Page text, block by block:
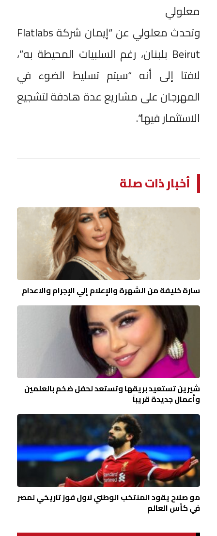
معلولي
وتحدث معلولي عن “إيمان شركة Flatlabs
Beirut بلبنان، رغم السلبيات المحيطة به”،
لافتا إلى أنه “سيتم تسليط الضوء في
المهرجان على مشاريع عدة هادفة لتشجيع
الاستثمار فيها”.
أخبار ذات صلة
سارة خليفة من الشهرة والإعلام إلي الإجرام والاعدام
شيرين تستعيد بريقها وتستعد لحفل ضخم بالعلمين
وأعمال جديدة قريباً
مو صلاح يقود المنتخب الوطني لاول فوز تاريخي لمصر
في كأس العالم